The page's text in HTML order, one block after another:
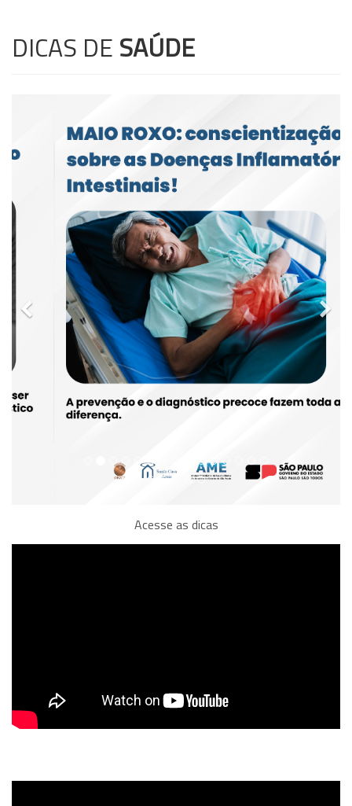
DICAS DE SAÚDE
Acesse as dicas